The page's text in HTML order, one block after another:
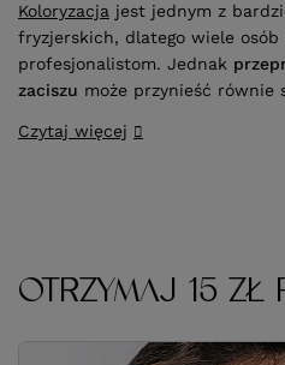
Koloryzacja jest jednym z
fryzjerskich, dlatego wiele
profesjonalistom. Jednak
zaciszu może przynieść
sukcesu jest stosowanie się do
Czytaj więcej
OTRZYMAJ 15 ZŁ